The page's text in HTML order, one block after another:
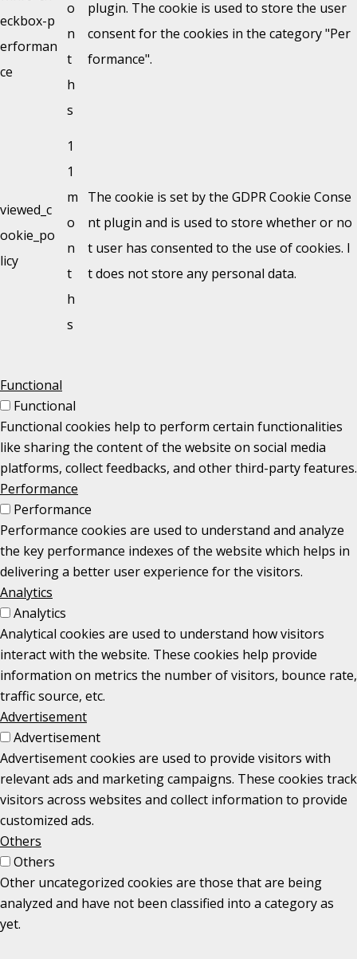
eckbox-p
erforman
ce
o
n
t
h
s
plugin. The cookie is used to store the user
consent for the cookies in the category "Per
formance".
viewed_c
ookie_po
licy
1
1
m
o
n
t
h
s
The cookie is set by the GDPR Cookie Conse
nt plugin and is used to store whether or no
t user has consented to the use of cookies. I
t does not store any personal data.
Functional
Functional
Functional cookies help to perform certain functionalities
like sharing the content of the website on social media
platforms, collect feedbacks, and other third-party features.
Performance
Performance
Performance cookies are used to understand and analyze
the key performance indexes of the website which helps in
delivering a better user experience for the visitors.
Analytics
Analytics
Analytical cookies are used to understand how visitors
interact with the website. These cookies help provide
information on metrics the number of visitors, bounce rate,
traffic source, etc.
Advertisement
Advertisement
Advertisement cookies are used to provide visitors with
relevant ads and marketing campaigns. These cookies track
visitors across websites and collect information to provide
customized ads.
Others
Others
Other uncategorized cookies are those that are being
analyzed and have not been classified into a category as
yet.